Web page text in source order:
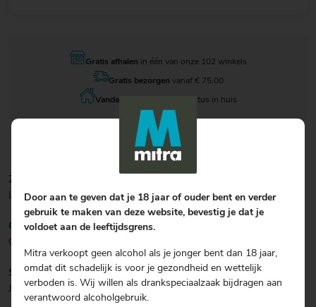
Gratis afhalen in één van onze 102 winkels
Gratis bezorgen vanaf € 75.00
Vandaag besteld , 11 augustus in huis
ZICHT/KLEUR
Lichtgeel en stroachtig.
GEUR
Citrus en tropisch fruit.
SMAAK
Juicy, citrus, grapefruit en perzik.
Door aan te geven dat je 18 jaar of ouder bent en verder
gebruik te maken van deze website, bevestig je dat je
voldoet aan de leeftijdsgrens.
Mitra verkoopt geen alcohol als je jonger bent dan 18 jaar,
omdat dit schadelijk is voor je gezondheid en wettelijk
verboden is. Wij willen als drankspeciaalzaak bijdragen aan
verantwoord alcoholgebruik.